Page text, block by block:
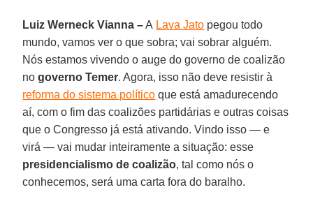
Luiz Werneck Vianna –A Lava Jato pegou todo
mundo, vamos ver o que sobra; vai sobrar alguém.
Nós estamos vivendo o auge do governo de coalizão
nogoverno Temer. Agora, isso não deve resistir à
reforma do sistema político que está amadurecendo
aí, com o fim das coalizões partidárias e outras coisas
que o Congresso já está ativando. Vindo isso — e
virá — vai mudar inteiramente a situação: esse
presidencialismo de coalizão, tal como nós o
conhecemos, será uma carta fora do baralho.